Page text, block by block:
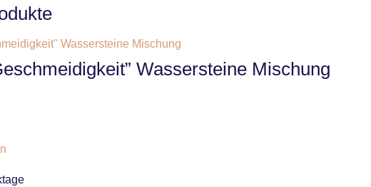
Wassersteine Mischung